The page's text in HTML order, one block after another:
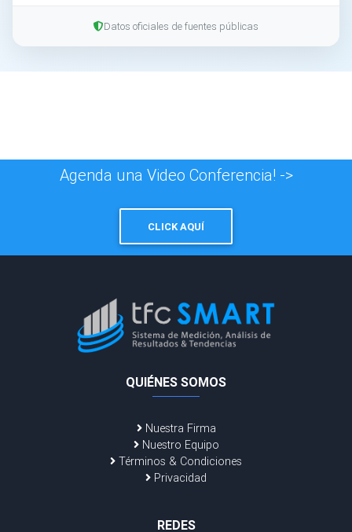
Datos oficiales de fuentes públicas
Agenda una Video Conferencia! ->
CLICK AQUÍ
QUIÉNES SOMOS
Nuestra Firma
Nuestro Equipo
Términos & Condiciones
Privacidad
REDES